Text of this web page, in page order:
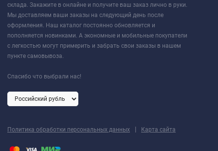
склада. Закажите в онлайне и получите ваш заказ лично в руки.
Мы доставляем ваши заказы на следующий день после
оформления. Наш каталог постоянно обновляется и
пополняется новинками. А экономные и мобильные покупатели
с легкостью могут примерить и забрать свои заказы в нашем
пункте самовывоза.
Спасибо что выбрали нас!
Политика обработки персональных данных | Карта сайта